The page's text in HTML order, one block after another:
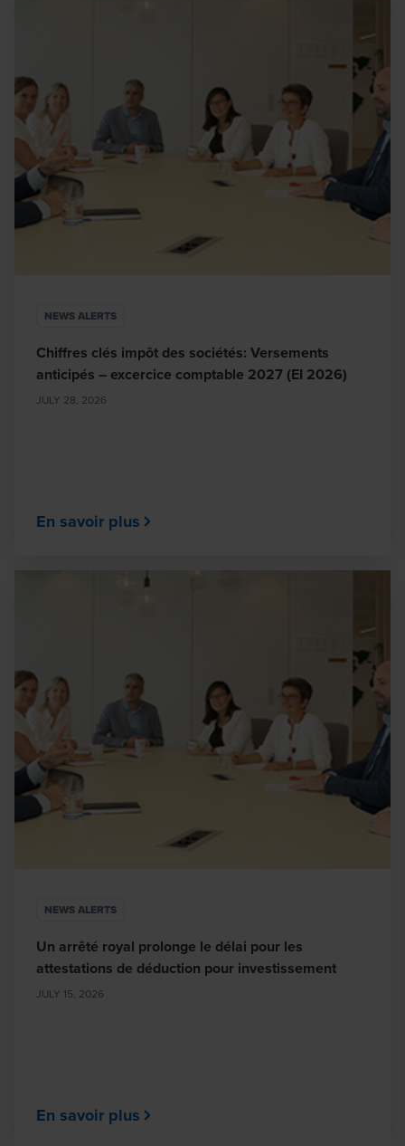
NEWS ALERTS
Chiffres clés impôt des sociétés: Versements
anticipés – excercice comptable 2027 (EI 2026)
JULY 28, 2026
En savoir plus
NEWS ALERTS
Un arrêté royal prolonge le délai pour les
attestations de déduction pour investissement
JULY 15, 2026
En savoir plus